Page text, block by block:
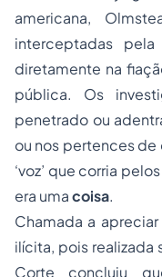
americana,
interceptadas
diretamente na
pública. Os
penetrado ou
ou nos pertences de
‘voz’ que corria
era umacoisa.
Chamada a
ilícita, pois realizada
Corte concluiu